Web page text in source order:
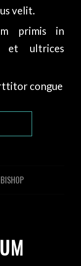
velit.
primis in
et ultrices
congue